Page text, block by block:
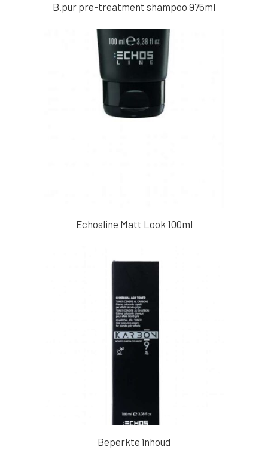
B.pur pre-treatment shampoo 975ml
Echosline Matt Look 100ml
Beperkte inhoud